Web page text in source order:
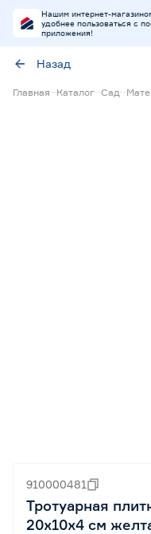
Нашим интернет-
удобнее пользоваться с
приложения!
Назад
Главная Каталог Сад
910000481
Тротуарная
20х10х4 см